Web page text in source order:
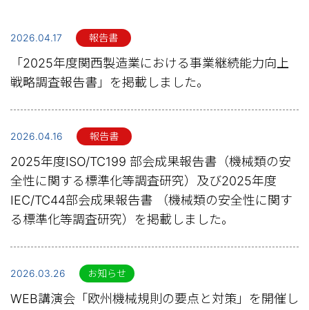
2026.04.17 報告書
「2025年度関西製造業における事業継続能力向上
戦略調査報告書」を掲載しました。
2026.04.16 報告書
2025年度ISO/TC199 部会成果報告書（機械類の安
全性に関する標準化等調査研究）及び2025年度
IEC/TC44部会成果報告書 （機械類の安全性に関す
る標準化等調査研究）を掲載しました。
2026.03.26 お知らせ
WEB講演会「欧州機械規則の要点と対策」を開催し